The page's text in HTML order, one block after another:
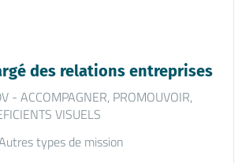
des relations entreprises
- ACCOMPAGNER, PROMOUVOIR,
VISUELS
types de mission